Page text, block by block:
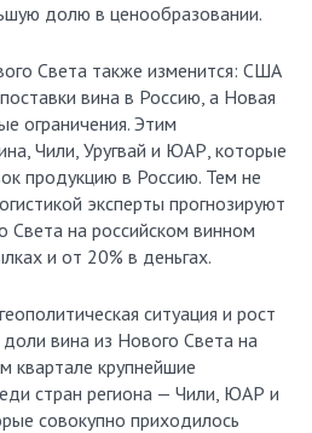
долю в ценообразовании.
Света также изменится: США
вина в Россию, а Новая
ограничения. Этим
Чили, Уругвай и ЮАР, которые
продукцию в Россию. Тем не
эксперты прогнозируют
Света на российском винном
и от 20% в деньгах.
ситуация и рост
вина из Нового Света на
квартале крупнейшие
стран региона — Чили, ЮАР и
совокупно приходилось